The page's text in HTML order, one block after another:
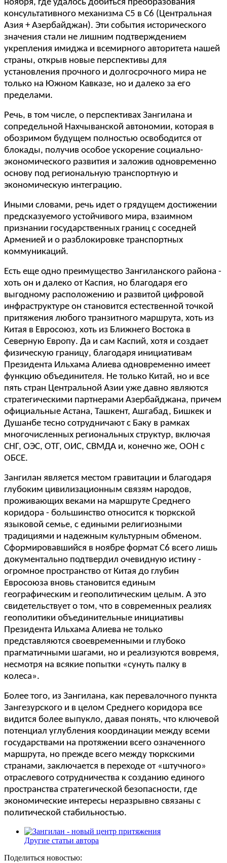
ноября, где удалось добиться преобразования
консультативного механизма С5 в С6 (Центральная
Азия + Азербайджан). Эти события исторического
значения стали не лишним подтверждением
укрепления имиджа и всемирного авторитета нашей
страны, открыв новые перспективы для
установления прочного и долгосрочного мира не
только на Южном Кавказе, но и далеко за его
пределами.
Речь, в том числе, о перспективах Зангилана и
сопредельной Нахчыванской автономии, которая в
обозримом будущем полностью освободится от
блокады, получив особое ускорение социально-
экономического развития и заложив одновременно
основу под региональную транспортную и
экономическую интеграцию.
Иными словами, речь идет о грядущем достижении
предсказуемого устойчивого мира, взаимном
признании государственных границ с соседней
Арменией и о разблокировке транспортных
коммуникаций.
Есть еще одно преимущество Зангиланского района -
хоть он и далеко от Каспия, но благодаря его
выгодному расположению и развитой цифровой
инфраструктуре он становится естественной точкой
притяжения любого транзитного маршрута, хоть из
Китая в Евросоюз, хоть из Ближнего Востока в
Северную Европу. Да и сам Каспий, хотя и создает
физическую границу, благодаря инициативам
Президента Ильхама Алиева одновременно имеет
функцию объединителя. Не только Китай, но и все
пять стран Центральной Азии уже давно являются
стратегическими партнерами Азербайджана, причем
официальные Астана, Ташкент, Ашгабад, Бишкек и
Душанбе тесно сотрудничают с Баку в рамках
многочисленных региональных структур, включая
СНГ, ОЭС, ОТГ, ОИС, СВМДА и, конечно же, ООН с
ОБСЕ.
Зангилан является местом гравитации и благодаря
глубоким цивилизационным связям народов,
проживающих веками на маршруте Среднего
коридора - большинство относится к тюркской
языковой семье, с едиными религиозными
традициями и надежным культурным обменом.
Сформировавшийся в ноябре формат С6 всего лишь
документально подтвердил очевидную истину -
огромное пространство от Китая до глубин
Евросоюза вновь становится единым
географическим и геополитическим целым. А это
свидетельствует о том, что в современных реалиях
геополитики объединительные инициативы
Президента Ильхама Алиева не только
представляются своевременными и глубоко
прагматичными шагами, но и реализуются вовремя,
несмотря на всякие попытки «сунуть палку в
колеса».
Более того, из Зангилана, как перевалочного пункта
Зангезурского и в целом Среднего коридора все
видится более выпукло, давая понять, что ключевой
потенциал углубления координации между всеми
государствами на протяжении всего означенного
маршрута, но прежде всего между тюркскими
странами, заключается в переходе от «штучного»
отраслевого сотрудничества к созданию единого
пространства стратегической безопасности, где
экономические интересы неразрывно связаны с
политической стабильностью.
Другие статьи автора
Поделиться новостью: